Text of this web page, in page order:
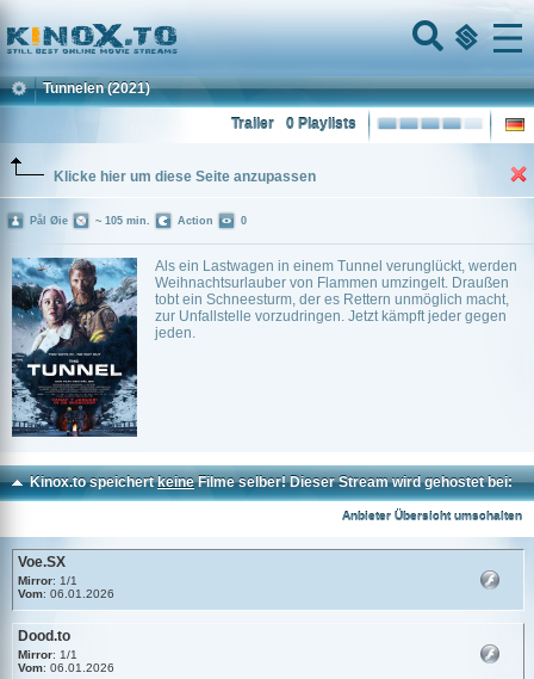
Home
Menu
Tunnelen (2021)
0 Playlists
Trailer
Klicke hier um diese Seite anzupassen
Als ein Lastwagen in einem Tunnel verunglückt, werden
Weihnachtsurlauber von Flammen umzingelt. Draußen
tobt ein Schneesturm, der es Rettern unmöglich macht,
zur Unfallstelle vorzudringen. Jetzt kämpft jeder gegen
jeden.
Pål Øie ~ 105 min. Action 0
Kinox.to speichertkeineFilme selber! Dieser Stream wird gehostet bei:
Anbieter Übersicht umschalten
Voe.SX
Mirror: 1/1
Vom: 06.01.2026
Dood.to
Mirror: 1/1
Vom: 06.01.2026